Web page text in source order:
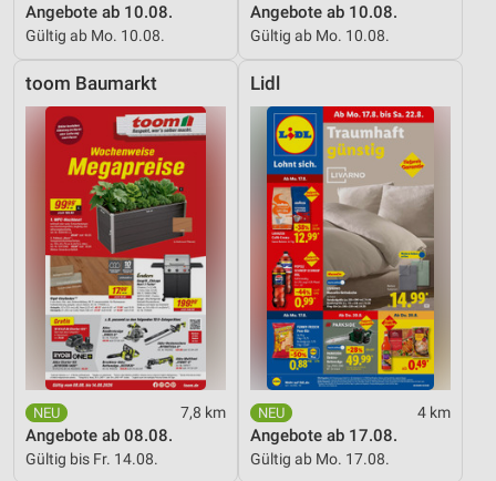
Angebote ab 10.08.
Gültig ab Mo. 10.08.
Angebote ab 10.08.
Gültig ab Mo. 10.08.
toom Baumarkt
7,8 km
Angebote ab 08.08.
Gültig bis Fr. 14.08.
Lidl
4 km
Angebote ab 17.08.
Gültig ab Mo. 17.08.